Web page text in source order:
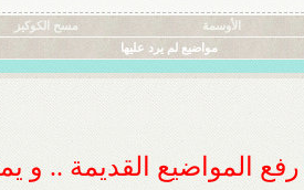
الأوسمة مسح الكوكيز
مواضيع لم يرد عليها
رفع المواضيع القديمة ..